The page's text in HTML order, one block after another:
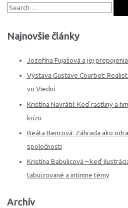
Najnovšie články
Jozefína Fujašová a jej
Výstava Gustave Courbet:
vo Viedni
Kristína Navrátil: Keď rastliny a
krízu
Beáta Bencová: Záhrada ako
spoločnosti
Kristína Babulicová – keď
tabuizované a intímne témy
Archív